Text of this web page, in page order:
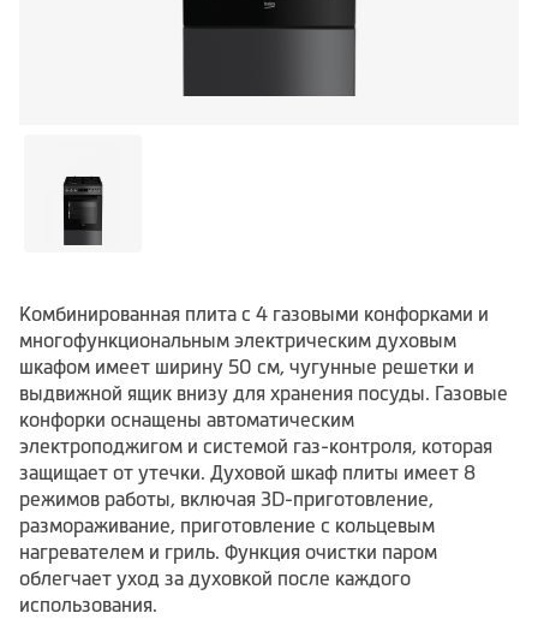
Комбинированная плита с 4 газовыми конфорками и
многофункциональным электрическим духовым
шкафом имеет ширину 50 см, чугунные решетки и
выдвижной ящик внизу для хранения посуды. Газовые
конфорки оснащены автоматическим
электроподжигом и системой газ-контроля, которая
защищает от утечки. Духовой шкаф плиты имеет 8
режимов работы, включая 3D-приготовление,
размораживание, приготовление с кольцевым
нагревателем и гриль. Функция очистки паром
облегчает уход за духовкой после каждого
использования.